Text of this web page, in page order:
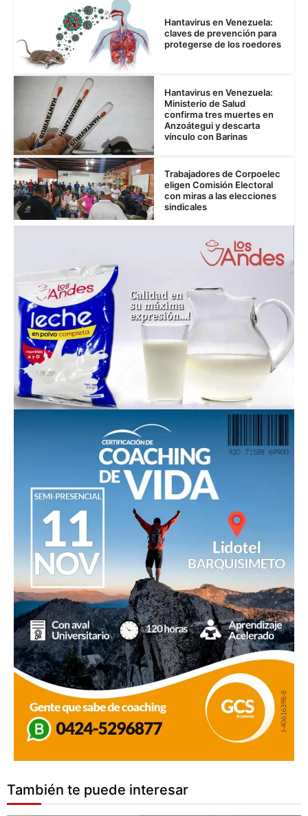
Hantavirus en Venezuela:
claves de prevención para
protegerse de los roedores
Hantavirus en Venezuela:
Ministerio de Salud
confirma tres muertes en
Anzoátegui y descarta
vínculo con Barinas
Trabajadores de Corpoelec
eligen Comisión Electoral
con miras a las elecciones
sindicales
También te puede interesar